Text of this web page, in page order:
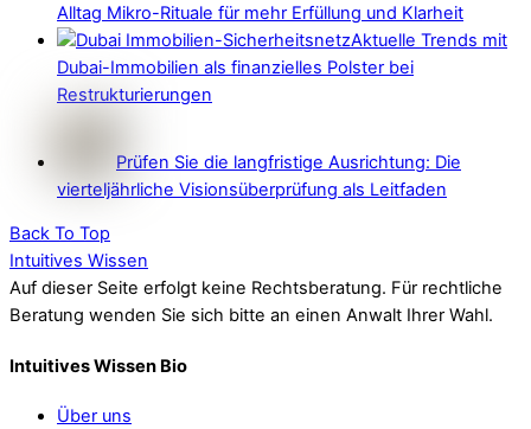
Alltag Mikro-Rituale für mehr Erfüllung und Klarheit
Aktuelle Trends mit
Dubai-Immobilien als finanzielles Polster bei
Restrukturierungen
Prüfen Sie die langfristige Ausrichtung: Die
vierteljährliche Visionsüberprüfung als Leitfaden
Back To Top
Intuitives Wissen
Auf dieser Seite erfolgt keine Rechtsberatung. Für rechtliche
Beratung wenden Sie sich bitte an einen Anwalt Ihrer Wahl.
Intuitives Wissen Bio
Über uns